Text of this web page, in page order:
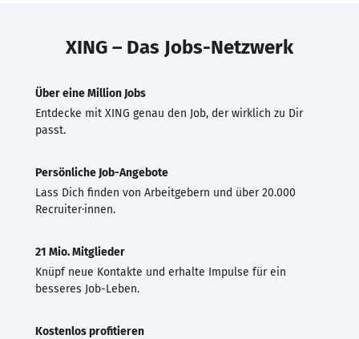
XING – Das Jobs-Netzwerk
Über eine Million Jobs
Entdecke mit XING genau den Job, der wirklich zu Dir
passt.
Persönliche Job-Angebote
Lass Dich finden von Arbeitgebern und über 20.000
Recruiter·innen.
21 Mio. Mitglieder
Knüpf neue Kontakte und erhalte Impulse für ein
besseres Job-Leben.
Kostenlos profitieren